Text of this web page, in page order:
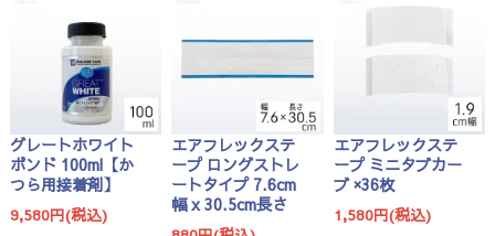
グレートホワイト
ボンド 100ml【か
つら用接着剤】
9,580円(税込)
エアフレックステ
ープ ロングストレ
ートタイプ 7.6cm
幅 x 30.5cm長さ
エアフレックステ
ープ ミニタブカー
ブ ×36枚
1,580円(税込)